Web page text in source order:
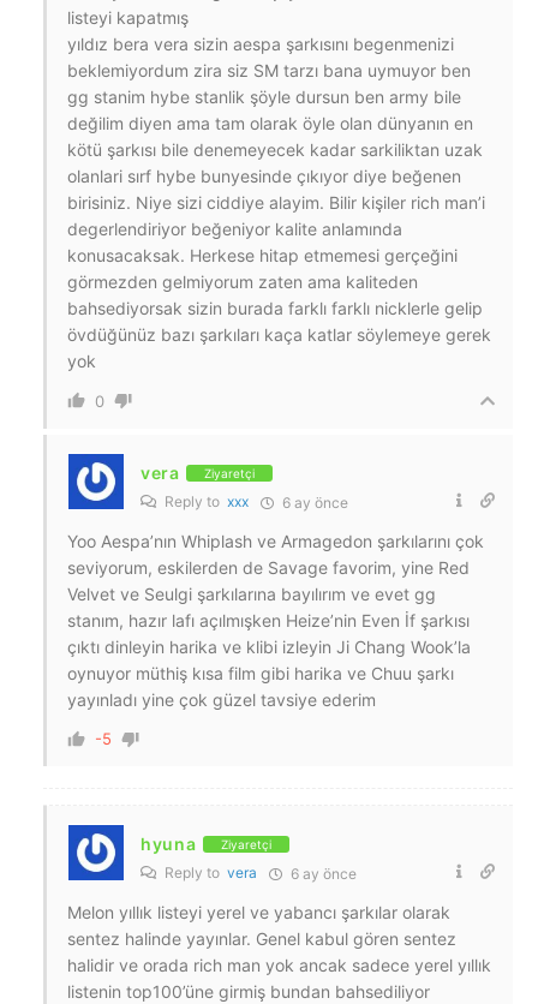
listeyi kapatmış
yıldız bera vera sizin aespa şarkısını begenmenizi
beklemiyordum zira siz SM tarzı bana uymuyor ben
gg stanim hybe stanlik şöyle dursun ben army bile
değilim diyen ama tam olarak öyle olan dünyanın en
kötü şarkısı bile denemeyecek kadar sarkiliktan uzak
olanlari sırf hybe bunyesinde çıkıyor diye beğenen
birisiniz. Niye sizi ciddiye alayim. Bilir kişiler rich man’i
degerlendiriyor beğeniyor kalite anlamında
konusacaksak. Herkese hitap etmemesi gerçeğini
görmezden gelmiyorum zaten ama kaliteden
bahsediyorsak sizin burada farklı farklı nicklerle gelip
övdüğünüz bazı şarkıları kaça katlar söylemeye gerek
yok
0
vera Ziyaretçi
Reply to xxx 6 ay önce
Yoo Aespa’nın Whiplash ve Armagedon şarkılarını çok
seviyorum, eskilerden de Savage favorim, yine Red
Velvet ve Seulgi şarkılarına bayılırım ve evet gg
stanım, hazır lafı açılmışken Heize’nin Even İf şarkısı
çıktı dinleyin harika ve klibi izleyin Ji Chang Wook’la
oynuyor müthiş kısa film gibi harika ve Chuu şarkı
yayınladı yine çok güzel tavsiye ederim
-5
hyuna Ziyaretçi
Reply to vera 6 ay önce
Melon yıllık listeyi yerel ve yabancı şarkılar olarak
sentez halinde yayınlar. Genel kabul gören sentez
halidir ve orada rich man yok ancak sadece yerel yıllık
listenin top100’üne girmiş bundan bahsediliyor